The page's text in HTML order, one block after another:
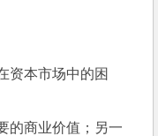
资本市场中的困
的商业价值；另一